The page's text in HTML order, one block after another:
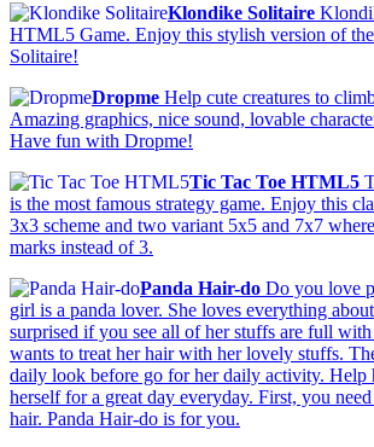
Klondike Solitaire
HTML5 Game. Enjoy this stylish version of
Solitaire!
Dropme Help cute creatures to
Amazing graphics, nice sound, lovable
Have fun with Dropme!
Tic Tac Toe HTML5
is the most famous strategy game. Enjoy this
3x3 scheme and two variant 5x5 and 7x7
marks instead of 3.
Panda Hair-do Do you love
girl is a panda lover. She loves everything
surprised if you see all of her stuffs are full with
wants to treat her hair with her lovely stuffs.
daily look before go for her daily activity. Help
herself for a great day everyday. First, you
hair. Panda Hair-do is for you.